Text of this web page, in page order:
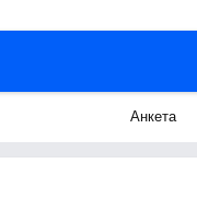
Анкета